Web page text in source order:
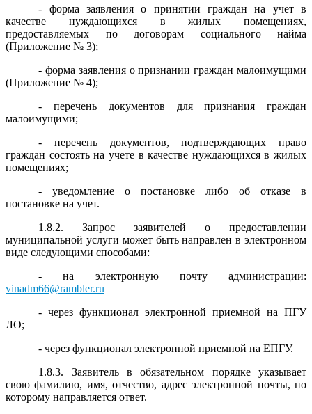
- форма заявления о принятии граждан на учет в
качестве нуждающихся в жилых помещениях,
предоставляемых по договорам социального найма
(Приложение № 3);
- форма заявления о признании граждан малоимущими
(Приложение № 4);
- перечень документов для признания граждан
малоимущими;
- перечень документов, подтверждающих право
граждан состоять на учете в качестве нуждающихся в жилых
помещениях;
- уведомление о постановке либо об отказе в
постановке на учет.
1.8.2. Запрос заявителей о предоставлении
муниципальной услуги может быть направлен в электронном
виде следующими способами:
- на электронную почту администрации:
vinadm66@rambler.ru
- через функционал электронной приемной на ПГУ
ЛО;
- через функционал электронной приемной на ЕПГУ.
1.8.3. Заявитель в обязательном порядке указывает
свою фамилию, имя, отчество, адрес электронной почты, по
которому направляется ответ.